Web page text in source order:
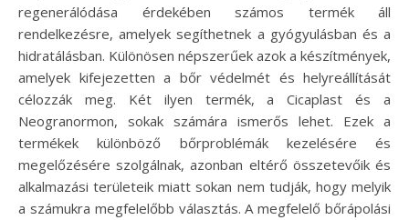
regenerálódása érdekében számos termék áll
rendelkezésre, amelyek segíthetnek a gyógyulásban és a
hidratálásban. Különösen népszerűek azok a készítmények,
amelyek kifejezetten a bőr védelmét és helyreállítását
célozzák meg. Két ilyen termék, a Cicaplast és a
Neogranormon, sokak számára ismerős lehet. Ezek a
termékek különböző bőrproblémák kezelésére és
megelőzésére szolgálnak, azonban eltérő összetevőik és
alkalmazási területeik miatt sokan nem tudják, hogy melyik
a számukra megfelelőbb választás. A megfelelő bőrápolási